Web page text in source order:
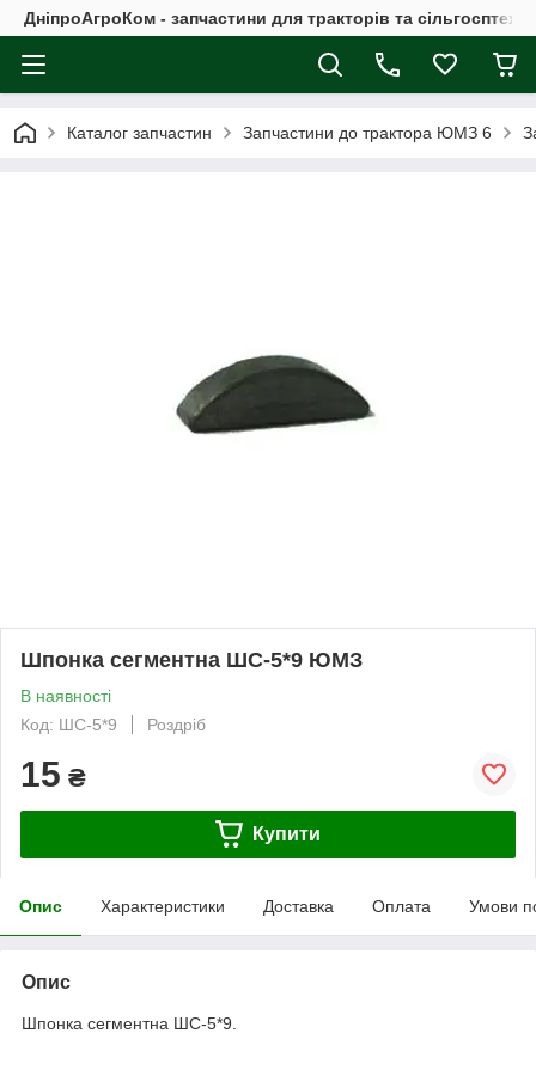
ДніпроАгроКом - запчастини для тракторів та
Каталог запчастин Запчастини до трактора ЮМЗ 6
Шпонка сегментна ШС-5*9 ЮМЗ
В наявності
Код: ШС-5*9
Роздріб
15 ₴
Купити
Опис Характеристики Доставка Оплата Умови
Опис
Шпонка сегментна ШС-5*9.